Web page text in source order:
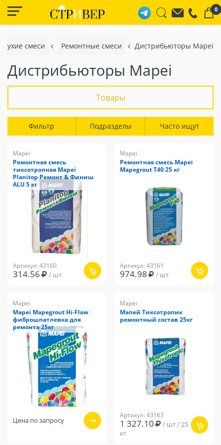
0
Сухие смеси Ремонтные смеси Дистрибьюторы Mapei
Дистрибьюторы Mapei
Товары
Фильтр Подразделы Часто ищут
Mapei
Ремонтная смесь
тиксотропная Mapei
Planitop Ремонт & Финиш
ALU 5 кг
Артикул: 43160
314.56 / шт
Mapei
Ремонтная смесь Mapei
Mapegrout T40 25 кг
Артикул: 43161
974.98 / шт
Mapei
Mapei Mapegrout Hi-Flow
фиброшпатлевка для
ремонта 25кг
Цена по запросу
Mapei
Мапей Тиксотропик
ремонтный состав 25кг
Артикул: 43163
1 327.10 / шт / 25
кг